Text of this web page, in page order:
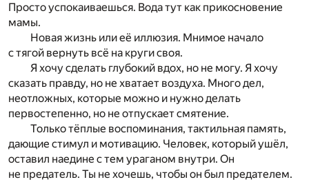
Просто успокаиваешься. Вода тут как прикосновение
мамы.
Новая жизнь или её иллюзия. Мнимое начало
с тягой вернуть всё на круги своя.
Я хочу сделать глубокий вдох, но не могу. Я хочу
сказать правду, но не хватает воздуха. Много дел,
неотложных, которые можно и нужно делать
первостепенно, но не отпускает смятение.
Только тёплые воспоминания, тактильная память,
дающие стимул и мотивацию. Человек, который ушёл,
оставил наедине с тем ураганом внутри. Он
не предатель. Ты не хочешь, чтобы он был предателем.